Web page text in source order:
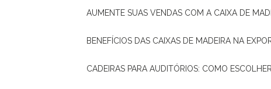
AUMENTE SUAS VENDAS COM A CAIXA DE
BENEFÍCIOS DAS CAIXAS DE MADEIRA NA
CADEIRAS PARA AUDITÓRIOS: COMO